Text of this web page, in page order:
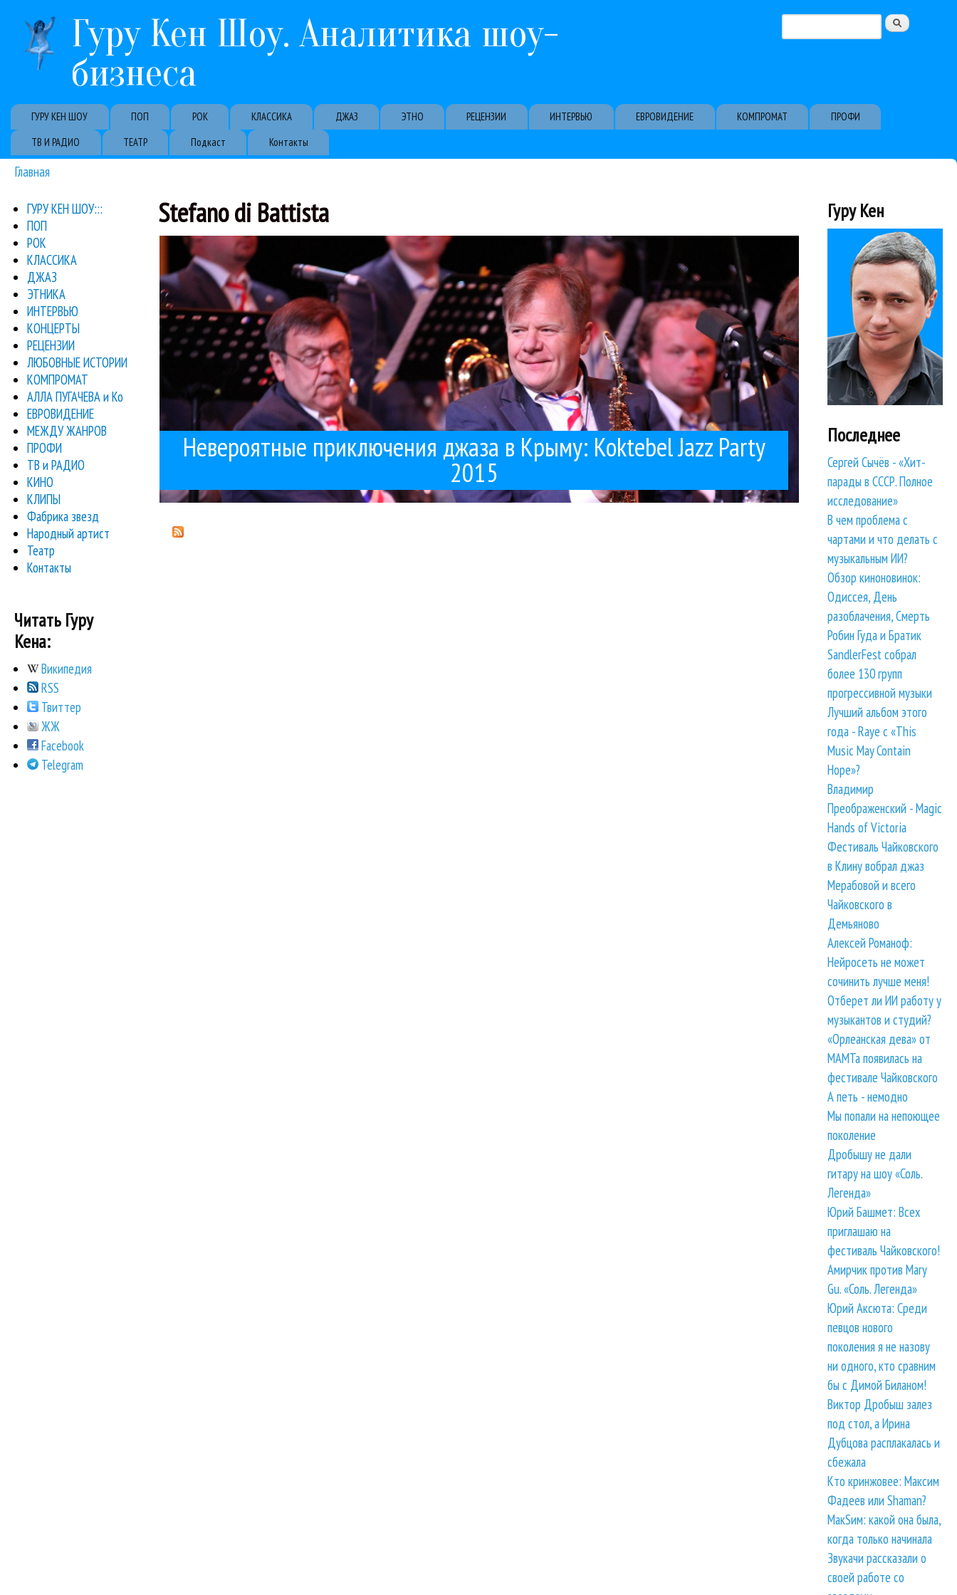
Гуру Кен Шоу. Аналитика шоу-
бизнеса
Форма поиска
Primary links
ГУРУ КЕН ШОУ ПОП РОК КЛАССИКА ДЖАЗ ЭТНО РЕЦЕНЗИИ ИНТЕРВЬЮ ЕВРОВИДЕНИЕ КОМПРОМАТ
ПРОФИ
ТВ И РАДИО
ТЕАТР Подкаст Контакты
Вы здесь
Главная
Stefano di Battista
Невероятные приключения джаза в Крыму: Koktebel Jazz Party
2015
Невероятные приключения джаза в Крыму: Koktebel Jazz Party
ГУРУ КЕН ШОУ:::
ПОП
РОК
КЛАССИКА
ДЖАЗ
ЭТНИКА
ИНТЕРВЬЮ
КОНЦЕРТЫ
РЕЦЕНЗИИ
ЛЮБОВНЫЕ ИСТОРИИ
КОМПРОМАТ
АЛЛА ПУГАЧЕВА и Ко
ЕВРОВИДЕНИЕ
МЕЖДУ ЖАНРОВ
ПРОФИ
ТВ и РАДИО
КИНО
КЛИПЫ
Фабрика звезд
Народный артист
Театр
Контакты
Читать Гуру
Кена:
Википедия
RSS
Твиттер
ЖЖ
Facebook
Telegram
Гуру Кен
Последнее
Сергей Сычёв - «Хит-
парады в СССР. Полное
исследование»
В чем проблема с
чартами и что делать с
музыкальным ИИ?
Обзор киноновинок:
Одиссея, День
разоблачения, Смерть
Робин Гуда и Братик
SandlerFest собрал
более 130 групп
прогрессивной музыки
Лучший альбом этого
года - Raye с «This
Music May Contain
Hope»?
Владимир
Преображенский - Magic
Hands of Victoria
Фестиваль Чайковского
в Клину вобрал джаз
Мерабовой и всего
Чайковского в
Демьяново
Алексей Романоф:
Нейросеть не может
сочинить лучше меня!
Отберет ли ИИ работу у
музыкантов и студий?
«Орлеанская дева» от
МАМТа появилась на
фестивале Чайковского
А петь - немодно
Мы попали на непоющее
поколение
Дробышу не дали
гитару на шоу «Соль.
Легенда»
Юрий Башмет: Всех
приглашаю на
фестиваль Чайковского!
Амирчик против Mary
Gu. «Соль. Легенда»
Юрий Аксюта: Среди
певцов нового
поколения я не назову
ни одного, кто сравним
бы с Димой Биланом!
Виктор Дробыш залез
под стол, а Ирина
Дубцова расплакалась и
сбежала
Кто кринжовее: Максим
Фадеев или Shaman?
МакSим: какой она была,
когда только начинала
Звукачи рассказали о
своей работе со